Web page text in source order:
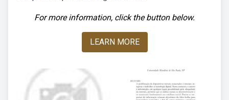
For more information, click the button below.
LEARN MORE